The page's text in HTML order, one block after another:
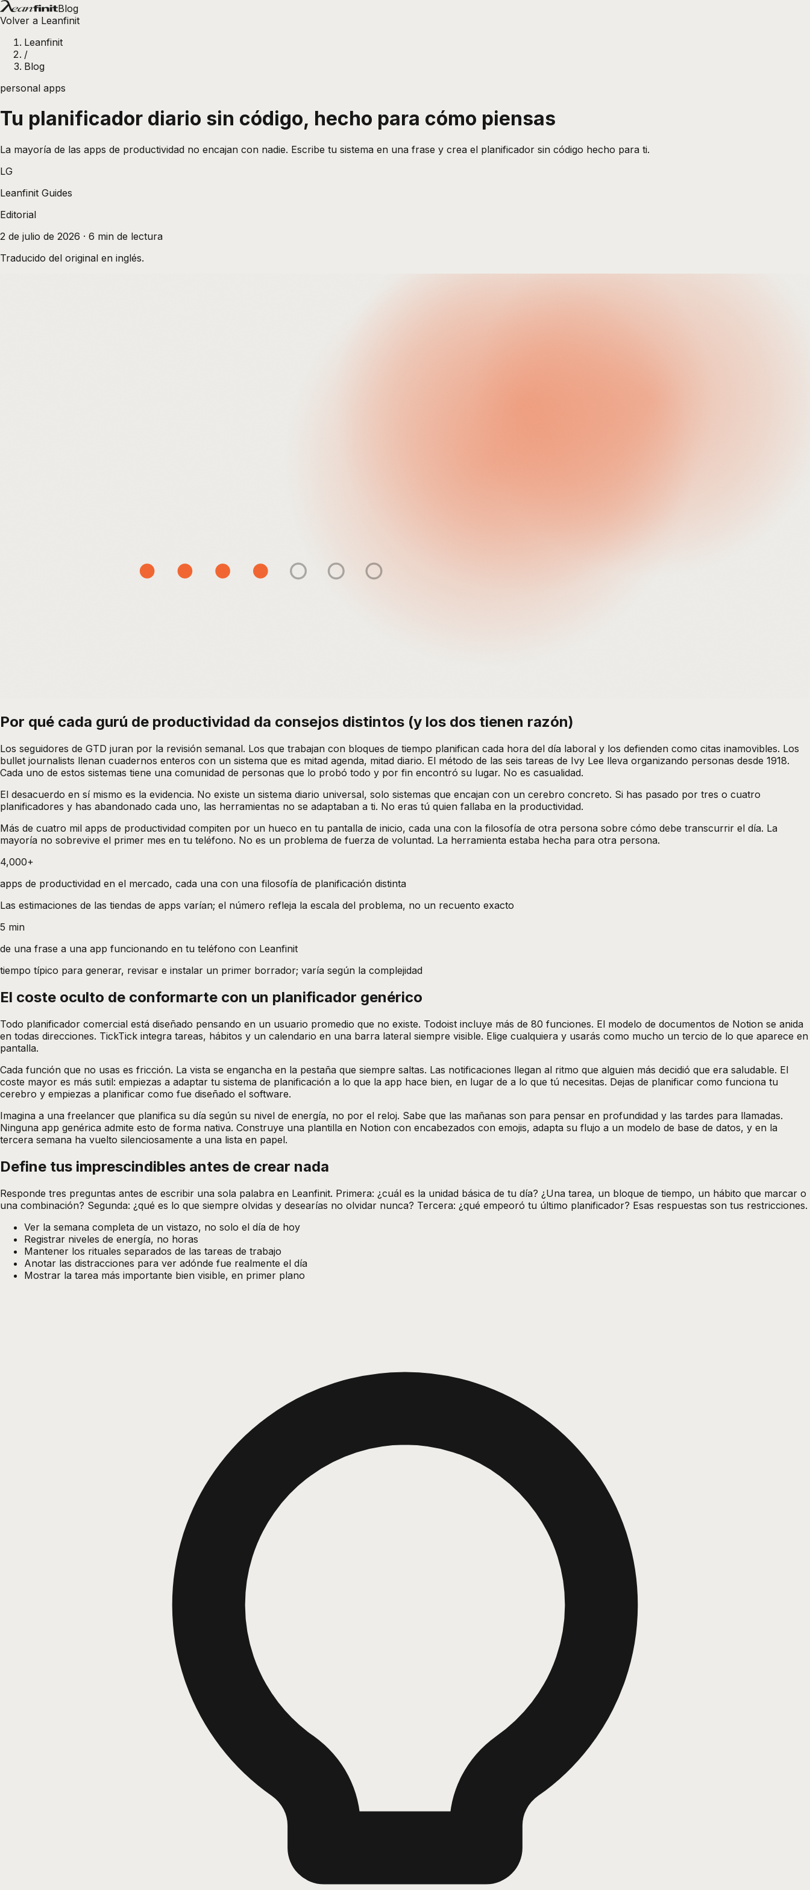
Blog
Volver a Leanfinit
Leanfinit
/
Blog
personal apps
Tu planificador diario sin código, hecho para cómo piensas
La mayoría de las apps de productividad no encajan con nadie. Escribe tu sistema en una frase y crea el planificador sin código hecho para ti.
LG
Leanfinit Guides
Editorial
2 de julio de 2026 · 6 min de lectura
Traducido del original en inglés.
Por qué cada gurú de productividad da consejos distintos (y los dos tienen razón)
Los seguidores de GTD juran por la revisión semanal. Los que trabajan con bloques de tiempo planifican cada hora del día laboral y los defienden como citas inamovibles. Los
bullet journalists llenan cuadernos enteros con un sistema que es mitad agenda, mitad diario. El método de las seis tareas de Ivy Lee lleva organizando personas desde 1918.
Cada uno de estos sistemas tiene una comunidad de personas que lo probó todo y por fin encontró su lugar. No es casualidad.
El desacuerdo en sí mismo es la evidencia. No existe un sistema diario universal, solo sistemas que encajan con un cerebro concreto. Si has pasado por tres o cuatro
planificadores y has abandonado cada uno, las herramientas no se adaptaban a ti. No eras tú quien fallaba en la productividad.
Más de cuatro mil apps de productividad compiten por un hueco en tu pantalla de inicio, cada una con la filosofía de otra persona sobre cómo debe transcurrir el día. La
mayoría no sobrevive el primer mes en tu teléfono. No es un problema de fuerza de voluntad. La herramienta estaba hecha para otra persona.
4,000+
apps de productividad en el mercado, cada una con una filosofía de planificación distinta
Las estimaciones de las tiendas de apps varían; el número refleja la escala del problema, no un recuento exacto
5 min
de una frase a una app funcionando en tu teléfono con Leanfinit
tiempo típico para generar, revisar e instalar un primer borrador; varía según la complejidad
El coste oculto de conformarte con un planificador genérico
Todo planificador comercial está diseñado pensando en un usuario promedio que no existe. Todoist incluye más de 80 funciones. El modelo de documentos de Notion se anida
en todas direcciones. TickTick integra tareas, hábitos y un calendario en una barra lateral siempre visible. Elige cualquiera y usarás como mucho un tercio de lo que aparece en
pantalla.
Cada función que no usas es fricción. La vista se engancha en la pestaña que siempre saltas. Las notificaciones llegan al ritmo que alguien más decidió que era saludable. El
coste mayor es más sutil: empiezas a adaptar tu sistema de planificación a lo que la app hace bien, en lugar de a lo que tú necesitas. Dejas de planificar como funciona tu
cerebro y empiezas a planificar como fue diseñado el software.
Imagina a una freelancer que planifica su día según su nivel de energía, no por el reloj. Sabe que las mañanas son para pensar en profundidad y las tardes para llamadas.
Ninguna app genérica admite esto de forma nativa. Construye una plantilla en Notion con encabezados con emojis, adapta su flujo a un modelo de base de datos, y en la
tercera semana ha vuelto silenciosamente a una lista en papel.
Define tus imprescindibles antes de crear nada
Responde tres preguntas antes de escribir una sola palabra en Leanfinit. Primera: ¿cuál es la unidad básica de tu día? ¿Una tarea, un bloque de tiempo, un hábito que marcar o
una combinación? Segunda: ¿qué es lo que siempre olvidas y desearías no olvidar nunca? Tercera: ¿qué empeoró tu último planificador? Esas respuestas son tus restricciones.
Ver la semana completa de un vistazo, no solo el día de hoy
Registrar niveles de energía, no horas
Mantener los rituales separados de las tareas de trabajo
Anotar las distracciones para ver adónde fue realmente el día
Mostrar la tarea más importante bien visible, en primer plano